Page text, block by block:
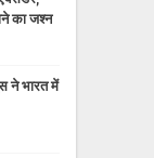
का जश्न
ने भारत में